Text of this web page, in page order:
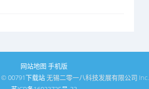
网站地图 手机版
©00791下载站无锡二零一八科技发展有限公司 Inc.